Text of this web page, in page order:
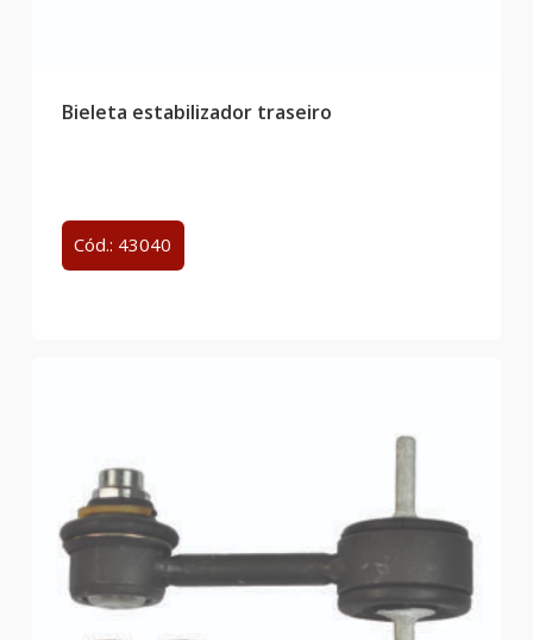
Bieleta estabilizador traseiro
Cód.: 43040